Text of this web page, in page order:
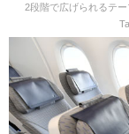
2段階で広げられるテ